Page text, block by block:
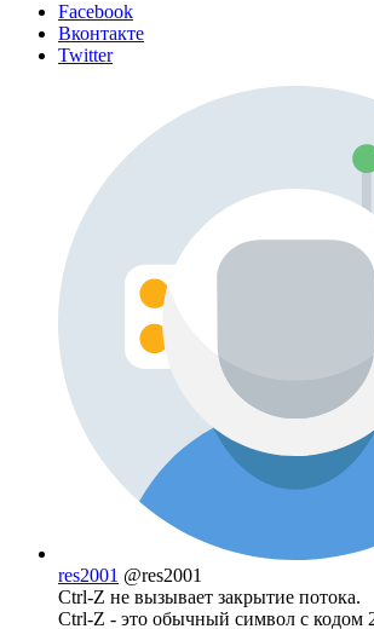
Facebook
Вконтакте
Twitter
res2001 @res2001
Ctrl-Z не вызывает закрытие потока.
Ctrl-Z - это обычный символ с кодом